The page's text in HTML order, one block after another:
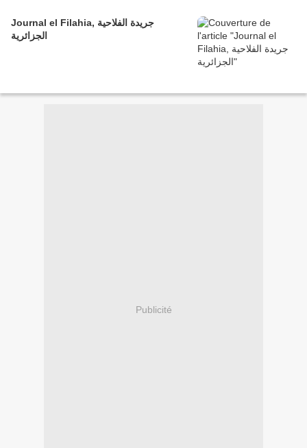
Journal el Filahia, جريدة الفلاحية
الجزائرية
Publicité